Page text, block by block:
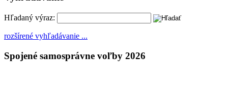
Hľadaný výraz:
rozšírené vyhľadávanie ...
Spojené samosprávne voľby 2026